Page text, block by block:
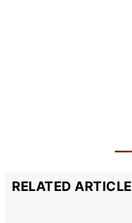
RELATED ARTICLE